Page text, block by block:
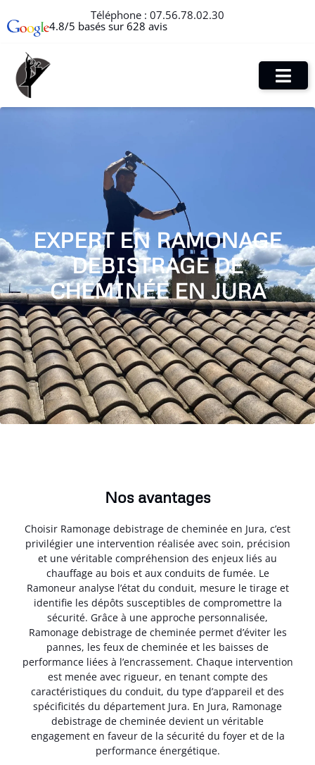
Téléphone : 07.56.78.02.30
4.8/5 basés sur 628 avis
EXPERT EN RAMONAGE
DEBISTRAGE DE
CHEMINÉE EN JURA
Nos avantages
Choisir Ramonage debistrage de cheminée en Jura, c’est
privilégier une intervention réalisée avec soin, précision
et une véritable compréhension des enjeux liés au
chauffage au bois et aux conduits de fumée. Le
Ramoneur analyse l’état du conduit, mesure le tirage et
identifie les dépôts susceptibles de compromettre la
sécurité. Grâce à une approche personnalisée,
Ramonage debistrage de cheminée permet d’éviter les
pannes, les feux de cheminée et les baisses de
performance liées à l’encrassement. Chaque intervention
est menée avec rigueur, en tenant compte des
caractéristiques du conduit, du type d’appareil et des
spécificités du département Jura. En Jura, Ramonage
debistrage de cheminée devient un véritable
engagement en faveur de la sécurité du foyer et de la
performance énergétique.